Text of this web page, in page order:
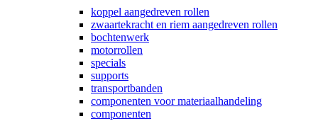
koppel aangedreven rollen
zwaartekracht en riem aangedreven rollen
bochtenwerk
motorrollen
specials
supports
transportbanden
componenten voor materiaalhandeling
componenten